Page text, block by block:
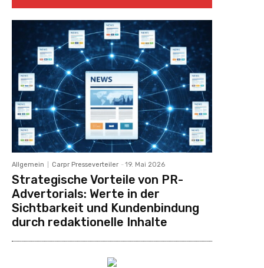
Allgemein Carpr Presseverteiler - 19. Mai 2026
Strategische Vorteile von PR-
Advertorials: Werte in der
Sichtbarkeit und Kundenbindung
durch redaktionelle Inhalte